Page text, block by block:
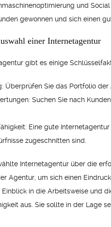
und
gewonnen und sich einen
einer Internetagentur
gibt es einige
Überprüfen Sie das Portfolio
Suchen Sie nach
Eine gute
zugeschnitten sind.
Internetagentur über die
Agentur, um sich einen
Einblick in die Arbeitsweise und
aus. Sie sollte in der Lage